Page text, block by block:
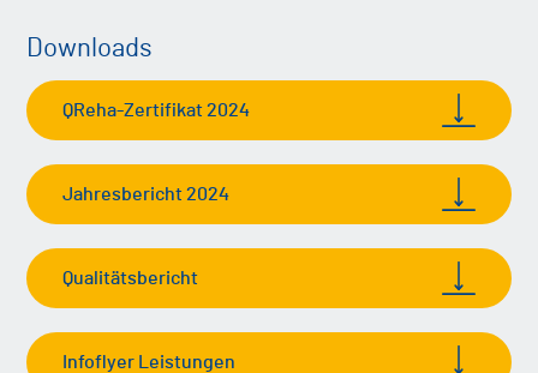
Downloads
QReha-Zertifikat 2024
Jahresbericht 2024
Qualitätsbericht
Infoflyer Leistungen